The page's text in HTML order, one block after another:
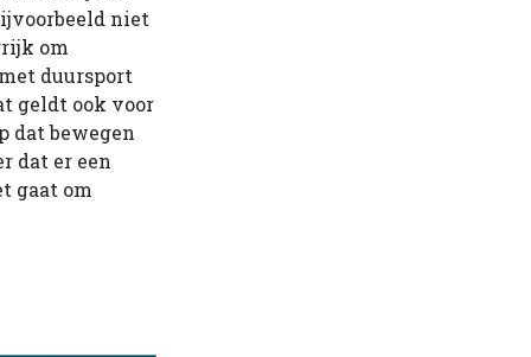
niet
om
duursport
geldt ook voor
dat bewegen
dat er een
gaat om